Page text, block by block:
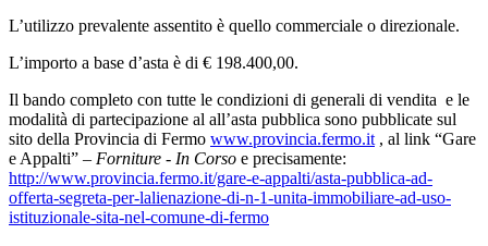
L’utilizzo prevalente assentito è quello commerciale o direzionale.
L’importo a base d’asta è di € 198.400,00.
Il bando completo con tutte le condizioni di generali di vendita e le
modalità di partecipazione al all’asta pubblica sono pubblicate sul
sito della Provincia di Fermo www.provincia.fermo.it , al link “Gare
e Appalti” – Forniture - In Corso e precisamente:
http://www.provincia.fermo.it/gare-e-appalti/asta-pubblica-ad-
offerta-segreta-per-lalienazione-di-n-1-unita-immobiliare-ad-uso-
istituzionale-sita-nel-comune-di-fermo